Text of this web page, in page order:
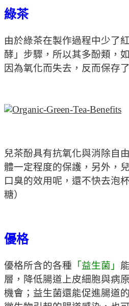
綠茶
由於綠茶在製作過程中少了
酵」步驟，所以其多酚類，如
因為氧化而失去，反而保存
兒茶酚具有抗氧化與消除自
體一定程度的保護，另外，
口臭的效用呢，還不快去泡
糖）
優格
優格所含的各種 「益生菌」
層，降低腸道上皮細胞與病
機會；益生菌還能促進腸道